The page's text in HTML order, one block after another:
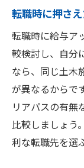
転職時に押さ
転職時に給与ア
較検討し、自分
なら、同じ土木
が異なるからで
リアパスの有無
比較しましょう
利な転職先を選